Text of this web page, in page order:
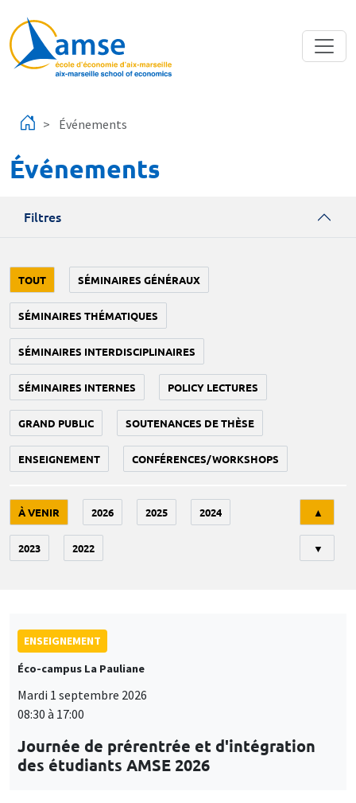
Événements
Événements
Filtres
TOUT SÉMINAIRES GÉNÉRAUX
SÉMINAIRES THÉMATIQUES
SÉMINAIRES INTERDISCIPLINAIRES
SÉMINAIRES INTERNES POLICY LECTURES
GRAND PUBLIC SOUTENANCES DE THÈSE
ENSEIGNEMENT CONFÉRENCES/WORKSHOPS
À VENIR 2026 2025 2024
2023 2022
▲
▼
ENSEIGNEMENT
Éco-campus La Pauliane
Mardi 1 septembre 2026
08:30 à 17:00
Journée de prérentrée et d'intégration
des étudiants AMSE 2026